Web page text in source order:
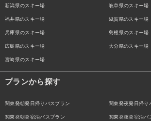
新潟県のスキー場 岐阜県のスキー場
福井県のスキー場 滋賀県のスキー場
兵庫県のスキー場 島根県のスキー場
広島県のスキー場 大分県のスキー場
宮崎県のスキー場
プランから探す
関東発朝発日帰りバスプラン 関東発夜発日帰り
関東発朝発宿泊バスプラン 関東発夜発宿泊バ